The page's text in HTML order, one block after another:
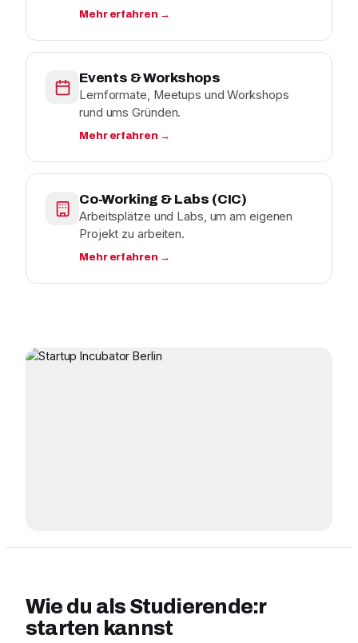
Mehr erfahren →
Events & Workshops
Lernformate, Meetups und Workshops
rund ums Gründen.
Mehr erfahren →
Co-Working & Labs (CIC)
Arbeitsplätze und Labs, um am eigenen
Projekt zu arbeiten.
Mehr erfahren →
Wie du als Studierende:r
starten kannst